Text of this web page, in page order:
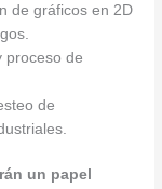
de gráficos en 2D
proceso de
de
un papel